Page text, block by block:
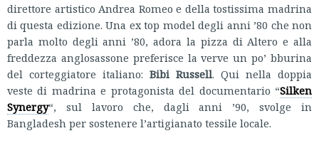
direttore artistico Andrea Romeo e della tostissima madrina
di questa edizione. Una ex top model degli anni ’80 che non
parla molto degli anni ’80, adora la pizza di Altero e alla
freddezza anglosassone preferisce la verve un po’ bburina
del corteggiatore italiano: Bibi Russell. Qui nella doppia
veste di madrina e protagonista del documentario “Silken
Synergy“, sul lavoro che, dagli anni ’90, svolge in
Bangladesh per sostenere l’artigianato tessile locale.